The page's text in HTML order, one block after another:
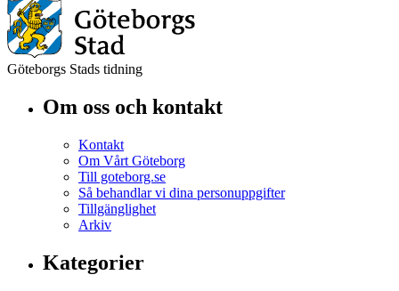
Göteborgs Stads tidning
Om oss och kontakt
Kontakt
Om Vårt Göteborg
Till goteborg.se
Så behandlar vi dina personuppgifter
Tillgänglighet
Arkiv
Kategorier